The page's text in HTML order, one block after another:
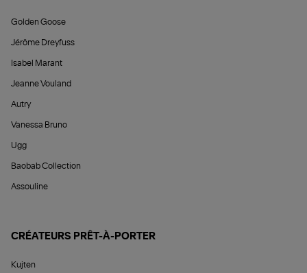
Golden Goose
Jérôme Dreyfuss
Isabel Marant
Jeanne Vouland
Autry
Vanessa Bruno
Ugg
Baobab Collection
Assouline
CRÉATEURS PRÊT-À-PORTER
Kujten